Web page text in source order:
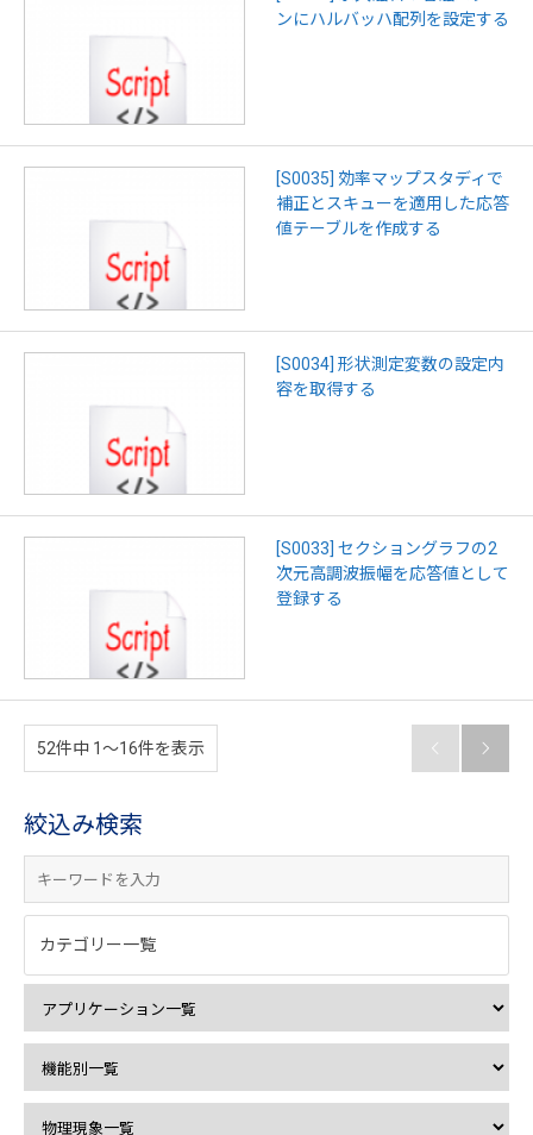
ンにハルバッハ配列を設定する
[S0035] 効率マップスタディで
補正とスキューを適用した応答
値テーブルを作成する
[S0034] 形状測定変数の設定内
容を取得する
[S0033] セクショングラフの2
次元高調波振幅を応答値として
登録する
52件中 1〜16件を表示  
絞込み検索
カテゴリー一覧